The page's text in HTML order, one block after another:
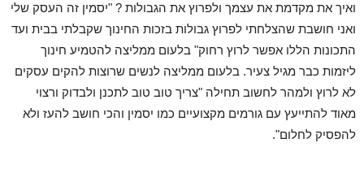
ואיך את מקדמת את עצמך ולפרוץ את הגבולות ? "יסמין זה העסק שלי
ואני חושבת שהצלחתי לפרוץ גבולות בזכות החינוך שקבלתי בבית ועד
התכונות הללו אפשר לרוץ רחוק" בלעום ממליצה להטמיע חינוך
ליזמות כבר מגיל צעיר. בלעום ממליצה לנשים שרוצות להקים עסקים
לא לרוץ ולמהר לחשוב תחילה "צריך טוב טוב לתכנן ולבדוק ורצוי
מאוד להתייעץ עם גורמים מקצועיים כמו יסמין והכי חושב להעז ולא
להפסיק לחלום".